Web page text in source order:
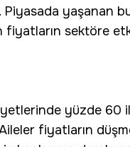
yaşanan
fiyatların sektöre
yüzde 60
fiyatların